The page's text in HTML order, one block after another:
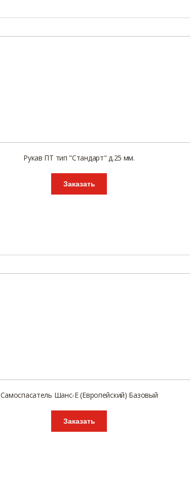
Рукав ПТ тип "Стандарт" д.25 мм.
Заказать
Самоспасатель Шанс-Е (Европейский) Базовый
Заказать